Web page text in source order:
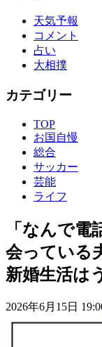
天気予報
コメント
占い
大相撲
カテゴリー
TOP
お国自慢
総合
サッカー
芸能
ライフ
「なんで
会っている
新婚生活は
2026年6月15日